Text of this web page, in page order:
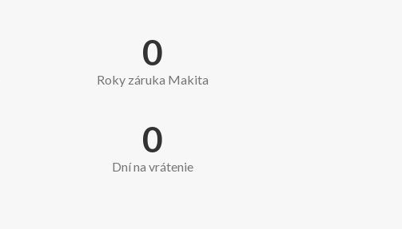
0
Roky záruka Makita
0
Dní na vrátenie